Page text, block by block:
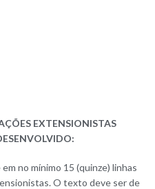
EXTENSIONISTAS
no mínimo 15 (quinze) linhas
O texto deve ser de